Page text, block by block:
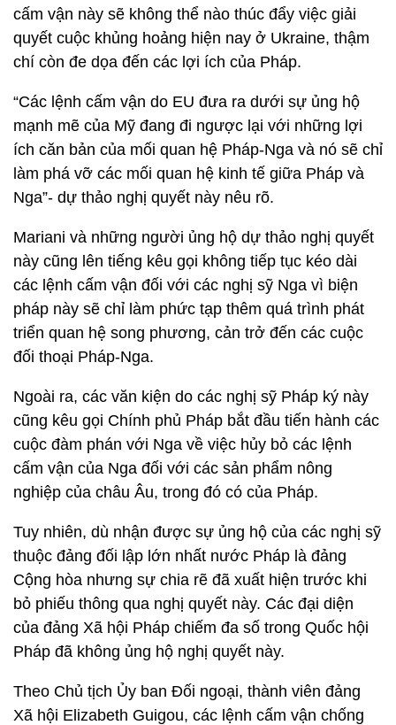
cấm vận này sẽ không thể nào thúc đẩy việc giải
quyết cuộc khủng hoảng hiện nay ở Ukraine, thậm
chí còn đe dọa đến các lợi ích của Pháp.
“Các lệnh cấm vận do EU đưa ra dưới sự ủng hộ
mạnh mẽ của Mỹ đang đi ngược lại với những lợi
ích căn bản của mối quan hệ Pháp-Nga và nó sẽ chỉ
làm phá vỡ các mối quan hệ kinh tế giữa Pháp và
Nga”- dự thảo nghị quyết này nêu rõ.
Mariani và những người ủng hộ dự thảo nghị quyết
này cũng lên tiếng kêu gọi không tiếp tục kéo dài
các lệnh cấm vận đối với các nghị sỹ Nga vì biện
pháp này sẽ chỉ làm phức tạp thêm quá trình phát
triển quan hệ song phương, cản trở đến các cuộc
đối thoại Pháp-Nga.
Ngoài ra, các văn kiện do các nghị sỹ Pháp ký này
cũng kêu gọi Chính phủ Pháp bắt đầu tiến hành các
cuộc đàm phán với Nga về việc hủy bỏ các lệnh
cấm vận của Nga đối với các sản phẩm nông
nghiệp của châu Âu, trong đó có của Pháp.
Tuy nhiên, dù nhận được sự ủng hộ của các nghị sỹ
thuộc đảng đối lập lớn nhất nước Pháp là đảng
Cộng hòa nhưng sự chia rẽ đã xuất hiện trước khi
bỏ phiếu thông qua nghị quyết này. Các đại diện
của đảng Xã hội Pháp chiếm đa số trong Quốc hội
Pháp đã không ủng hộ nghị quyết này.
Theo Chủ tịch Ủy ban Đối ngoại, thành viên đảng
Xã hội Elizabeth Guigou, các lệnh cấm vận chống